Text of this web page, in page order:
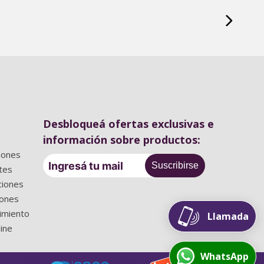
Llamada
WhatsApp
Desbloqueá ofertas exclusivas e
información sobre productos:
Suscribirse